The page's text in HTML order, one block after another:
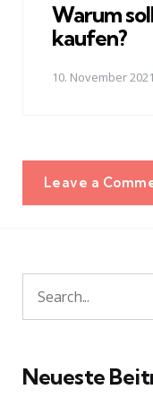
Warum
kaufen?
10. November 2021
Leave a
Search
for:
Neueste